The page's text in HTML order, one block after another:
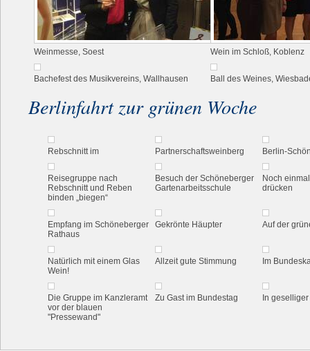
Weinmesse, Soest Wein im Schloß, Koblenz
Bachefest des Musikvereins, Wallhausen Ball des Weines,
Berlinfahrt zur grünen Woche
Rebschnitt im Partnerschaftsweinberg Berlin-
Reisegruppe nach
Rebschnitt und Reben
binden „biegen“
Besuch der Schöneberger
Gartenarbeitsschule
Noch
drücken
Empfang im Schöneberger
Rathaus
Gekrönte Häupter Auf der
Natürlich mit einem Glas
Wein!
Allzeit gute Stimmung Im
Die Gruppe im Kanzleramt
vor der blauen
"Pressewand"
Zu Gast im Bundestag In